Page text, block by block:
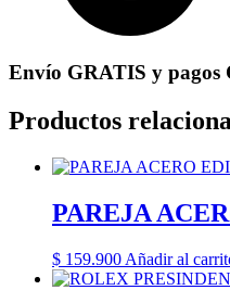
Envío GRATIS y
Productos
PAREJA
$ 159.900 Añadir al